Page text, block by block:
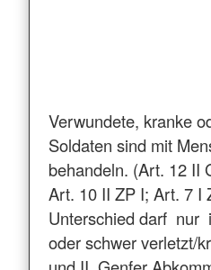
Verwundete, kranke
Soldaten sind mit
behandeln. (Art. 12 II
Art. 10 II ZP I; Art. 7 I
Unterschied darf nur
oder schwer verletzt/